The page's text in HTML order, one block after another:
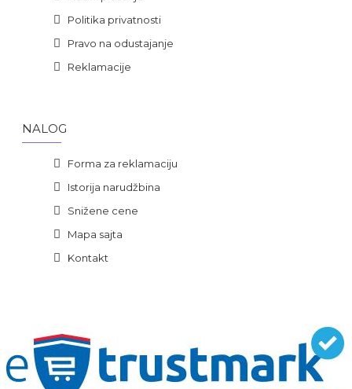
Politika privatnosti
Pravo na odustajanje
Reklamacije
NALOG
Forma za reklamaciju
Istorija narudžbina
Snižene cene
Mapa sajta
Kontakt